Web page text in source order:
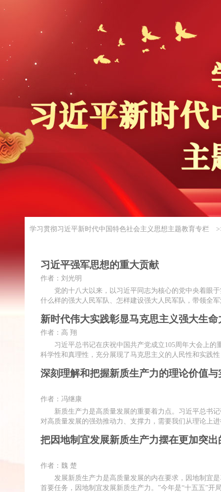
学习贯彻习近平新时代中国特色社会主义思想主题教育专栏
习近平强军思想的重大贡献
作者：刘光明
党的十八大以来，以习近平同志为核心的党中央着眼于
什么样的强大人民军队、怎样建设强大人民军队，带领全
新时代伟大实践彰显马克思主义强大生
作者：高 翔
习近平总书记在庆祝中国共产党成立105周年大会上的
科学性和真理性，充分展现了马克思主义的人民性和实践
深刻理解和把握新质生产力的理论价值
作者：冯继康
新质生产力是高质量发展的重要着力点。习近平总书记
对高质量发展的强劲推动力、支撑力，需要我们从理论上
把因地制宜发展新质生产力摆在更加突
作者：魏 楚
发展新质生产力是高质量发展的内在要求，因地制宜是
首要任务，因地制宜发展新质生产力。”今年是“十五五”